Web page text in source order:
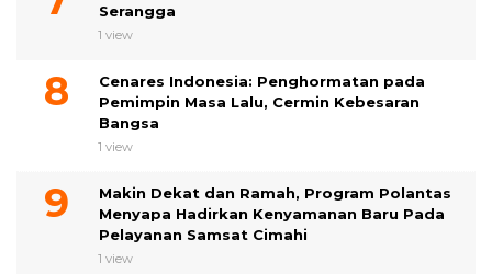
Serangga
1 view
Cenares Indonesia: Penghormatan pada
Pemimpin Masa Lalu, Cermin Kebesaran
Bangsa
1 view
Makin Dekat dan Ramah, Program Polantas
Menyapa Hadirkan Kenyamanan Baru Pada
Pelayanan Samsat Cimahi
1 view